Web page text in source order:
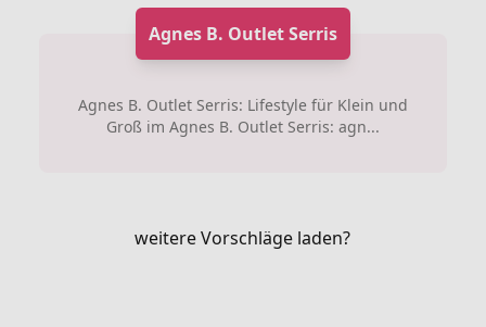
Agnes B. Outlet Serris
Agnes B. Outlet Serris: Lifestyle für Klein und
Groß im Agnes B. Outlet Serris: agn...
weitere Vorschläge laden?